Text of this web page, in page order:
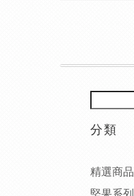
分類
精選商品